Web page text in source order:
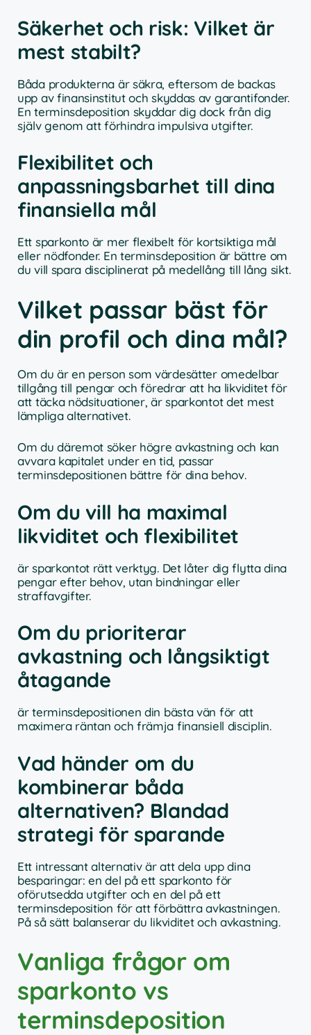
Säkerhet och risk: Vilket är
mest stabilt?
Båda produkterna är säkra, eftersom de backas
upp av finansinstitut och skyddas av garantifonder.
En terminsdeposition skyddar dig dock från dig
själv genom att förhindra impulsiva utgifter.
Flexibilitet och
anpassningsbarhet till dina
finansiella mål
Ett sparkonto är mer flexibelt för kortsiktiga mål
eller nödfonder. En terminsdeposition är bättre om
du vill spara disciplinerat på medellång till lång sikt.
Vilket passar bäst för
din profil och dina mål?
Om du är en person som värdesätter omedelbar
tillgång till pengar och föredrar att ha likviditet för
att täcka nödsituationer, är sparkontot det mest
lämpliga alternativet.
Om du däremot söker högre avkastning och kan
avvara kapitalet under en tid, passar
terminsdepositionen bättre för dina behov.
Om du vill ha maximal
likviditet och flexibilitet
är sparkontot rätt verktyg. Det låter dig flytta dina
pengar efter behov, utan bindningar eller
straffavgifter.
Om du prioriterar
avkastning och långsiktigt
åtagande
är terminsdepositionen din bästa vän för att
maximera räntan och främja finansiell disciplin.
Vad händer om du
kombinerar båda
alternativen? Blandad
strategi för sparande
Ett intressant alternativ är att dela upp dina
besparingar: en del på ett sparkonto för
oförutsedda utgifter och en del på ett
terminsdeposition för att förbättra avkastningen.
På så sätt balanserar du likviditet och avkastning.
Vanliga frågor om
sparkonto vs
terminsdeposition